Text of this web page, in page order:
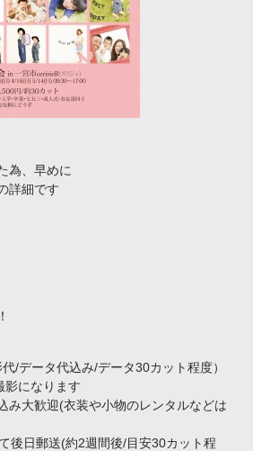
為、早めに
詳細です
/データ代込み/データ30カット程度）
影になります
み大歓迎(衣装や小物のレンタルなどは
後日郵送(約2週間後/目安30カット程